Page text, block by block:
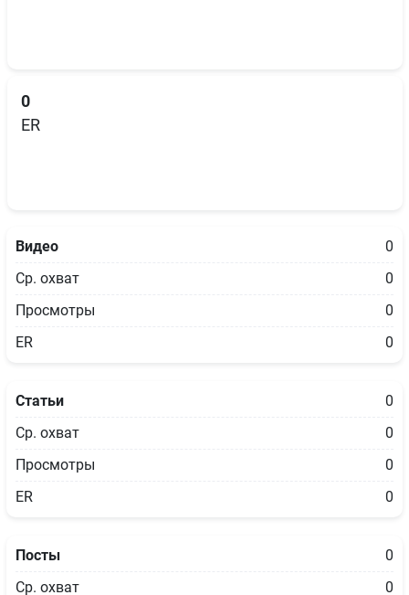
0
ER
Видео
0
Ср. охват
0
Просмотры
0
ER
0
Статьи
0
Ср. охват
0
Просмотры
0
ER
0
Посты
0
Ср. охват
0